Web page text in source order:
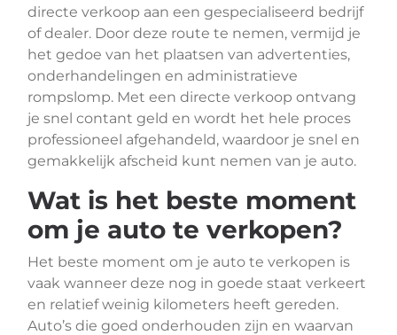
directe verkoop aan een gespecialiseerd bedrijf
of dealer. Door deze route te nemen, vermijd je
het gedoe van het plaatsen van advertenties,
onderhandelingen en administratieve
rompslomp. Met een directe verkoop ontvang
je snel contant geld en wordt het hele proces
professioneel afgehandeld, waardoor je snel en
gemakkelijk afscheid kunt nemen van je auto.
Wat is het beste moment
om je auto te verkopen?
Het beste moment om je auto te verkopen is
vaak wanneer deze nog in goede staat verkeert
en relatief weinig kilometers heeft gereden.
Auto’s die goed onderhouden zijn en waarvan